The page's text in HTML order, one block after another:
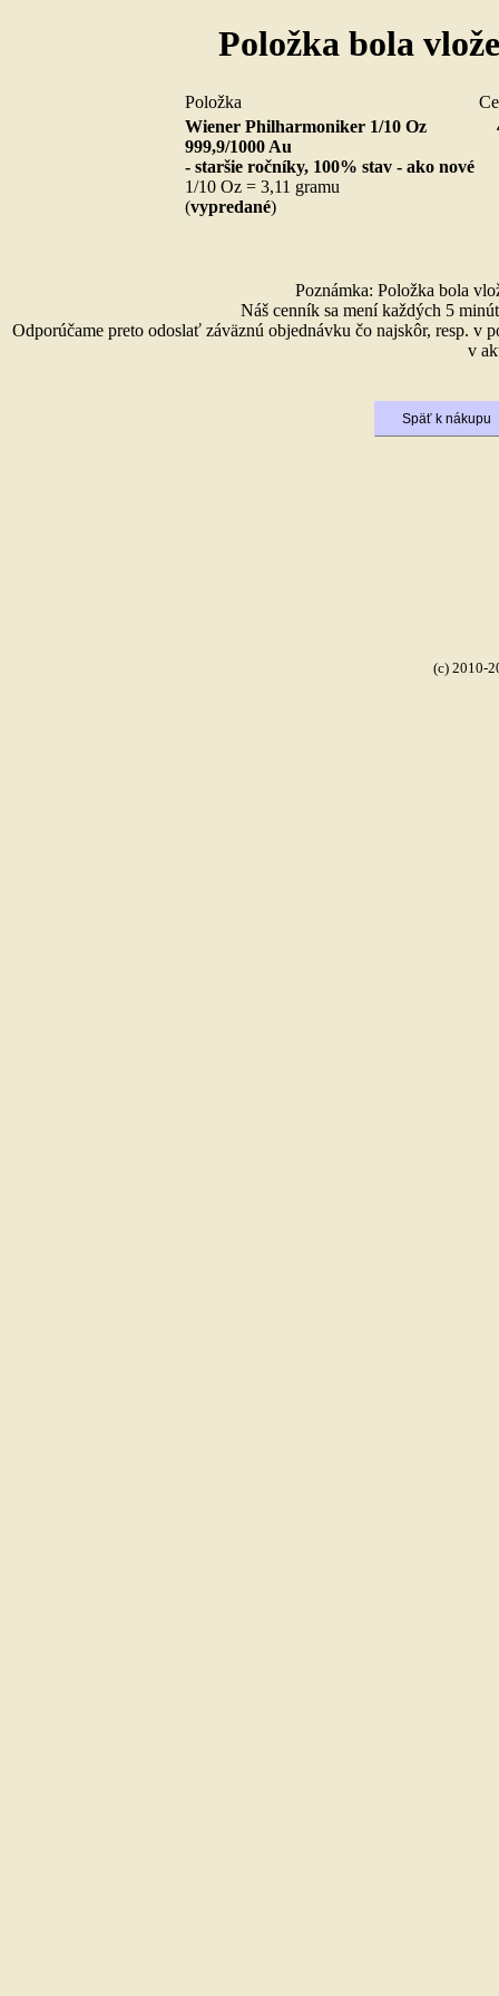
Položka bola
Položka
Wiener Philharmoniker 1/10 Oz
999,9/1000 Au
- staršie ročníky, 100% stav - ako nové
1/10 Oz = 3,11 gramu
(vypredané)
Poznámka: Položka bola
Náš cenník sa mení každých 5
Odporúčame preto odoslať záväznú objednávku čo najskôr, resp. v
v
(c) 2010-